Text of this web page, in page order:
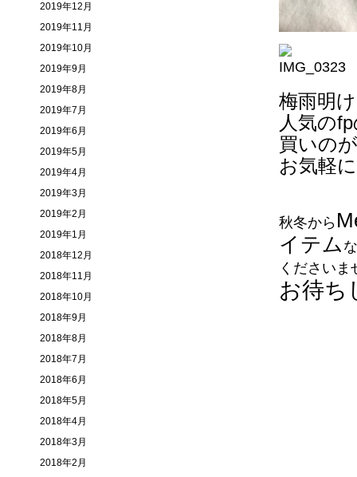
梅雨明
人気の
買いの
お気軽
秋冬から
イテム
くださいま
お待ち
2019年12月
2019年11月
2019年10月
2019年9月
2019年8月
2019年7月
2019年6月
2019年5月
2019年4月
2019年3月
2019年2月
2019年1月
2018年12月
2018年11月
2018年10月
2018年9月
2018年8月
2018年7月
2018年6月
2018年5月
2018年4月
2018年3月
2018年2月